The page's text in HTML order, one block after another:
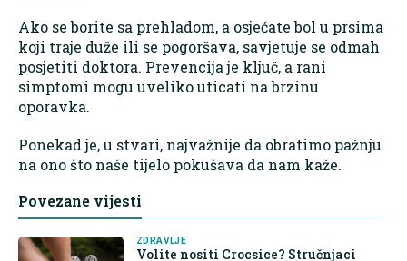
Ako se borite sa prehladom, a osjećate bol u prsima
koji traje duže ili se pogoršava, savjetuje se odmah
posjetiti doktora. Prevencija je ključ, a rani
simptomi mogu uveliko uticati na brzinu
oporavka.
Ponekad je, u stvari, najvažnije da obratimo pažnju
na ono što naše tijelo pokušava da nam kaže.
Povezane vijesti
ZDRAVLJE
Volite nositi Crocsice? Stručnjaci